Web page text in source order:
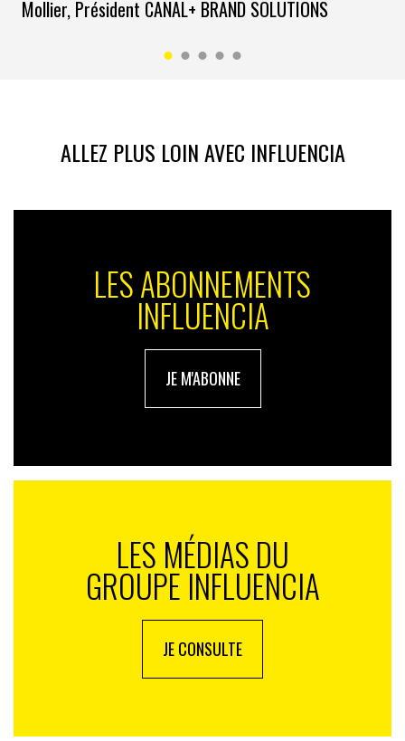
Mollier, Président CANAL+ BRAND SOLUTIONS
ALLEZ PLUS LOIN AVEC INFLUENCIA
LES ABONNEMENTS
INFLUENCIA
JE M'ABONNE
LES MÉDIAS DU
GROUPE INFLUENCIA
JE CONSULTE